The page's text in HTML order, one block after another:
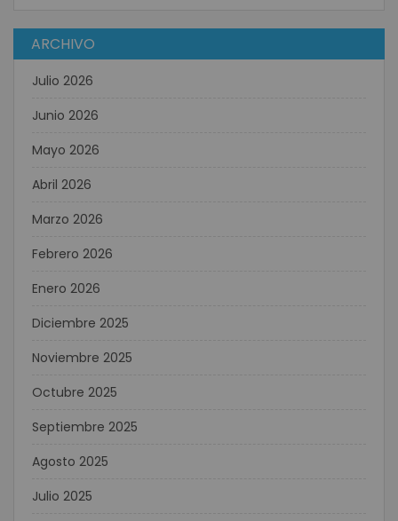
ARCHIVO
Julio 2026
Junio 2026
Mayo 2026
Abril 2026
Marzo 2026
Febrero 2026
Enero 2026
Diciembre 2025
Noviembre 2025
Octubre 2025
Septiembre 2025
Agosto 2025
Julio 2025